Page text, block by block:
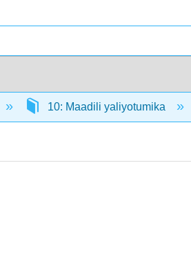
10: Maadili yaliyotumika